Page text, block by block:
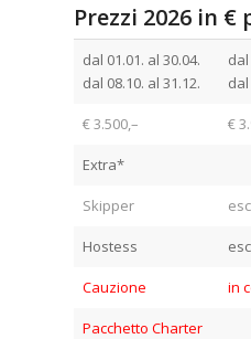
Prezzi 2026 in
dal 01.01. al 30.04.
dal 08.10. al 31.12.
dal
dal
€ 3.500,– €
Extra*
Skipper
Hostess
Cauzione in
Pacchetto Charter